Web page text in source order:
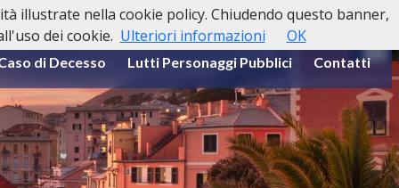
di Decesso Lutti Personaggi Pubblici Contatti
illustrate nella cookie policy. Chiudendo questo banner,
dei cookie. Ulteriori informazioni OK